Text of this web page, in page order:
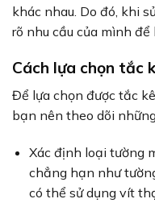
khác nhau. Do đó, khi
rõ nhu cầu của mình
Cách lựa chọn tắc
Để lựa chọn được tắc
bạn nên theo dõi
Xác định loại tường
chẳng hạn như
có thể sử dụng vít